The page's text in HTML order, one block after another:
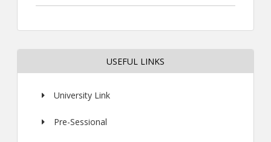
USEFUL LINKS
University Link
Pre-Sessional